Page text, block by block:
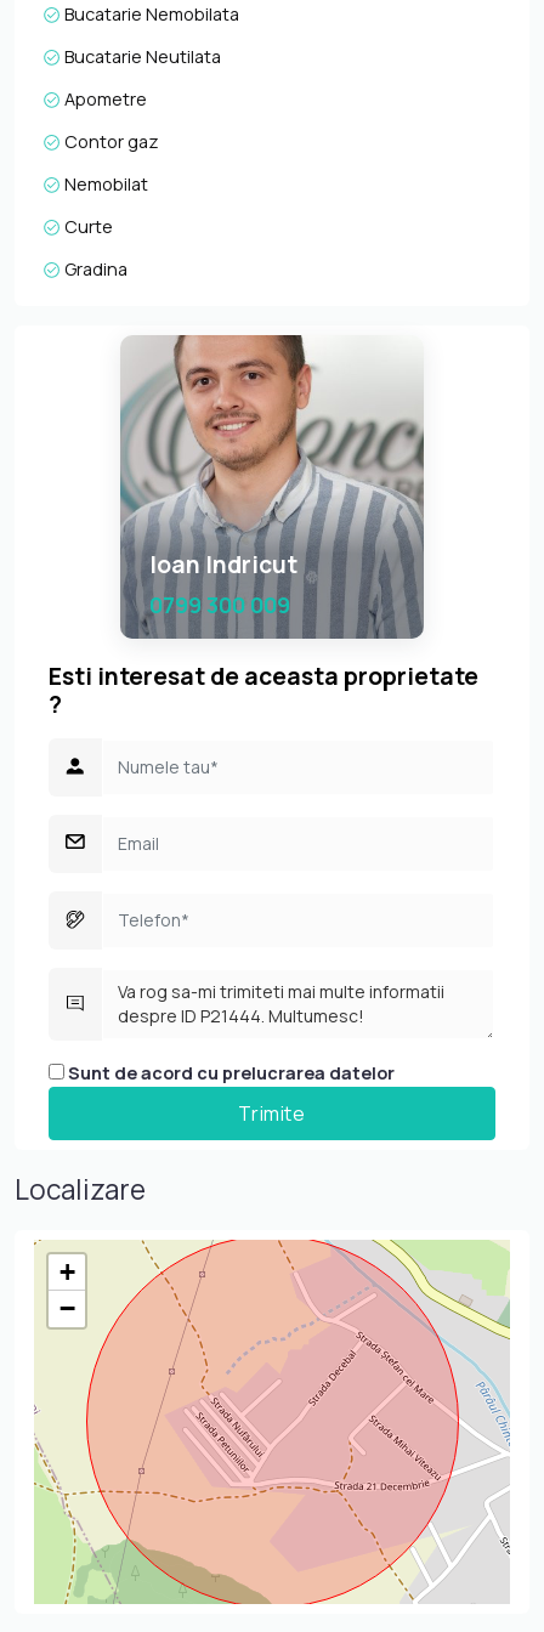
telefonic, prin e-mail sau la sediul agentiei noastre, pe str.
Aviator Badescu, nr. 19, Cluj-Napoca.
Bucatarie Nemobilata
Bucatarie Neutilata
Apometre
Contor gaz
Nemobilat
Curte
Gradina
Ioan Indricut
0799 300 009
Esti interesat de aceasta proprietate
?
Sunt de acord cu prelucrarea datelor
Localizare
+
−